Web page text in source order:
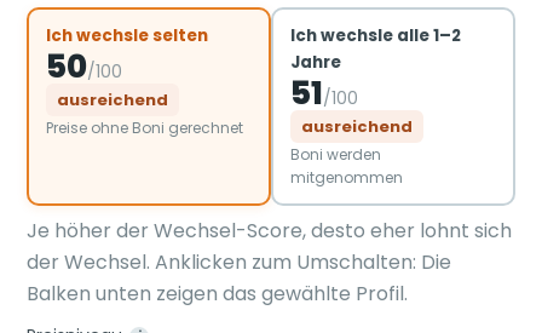
Ich wechsle selten
50/100
ausreichend
Preise ohne Boni gerechnet
Ich wechsle alle 1–2
Jahre
51/100
ausreichend
Boni werden
mitgenommen
Je höher der Wechsel-Score, desto eher lohnt sich
der Wechsel. Anklicken zum Umschalten: Die
Balken unten zeigen das gewählte Profil.